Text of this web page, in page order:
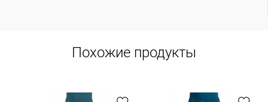
Похожие продукты